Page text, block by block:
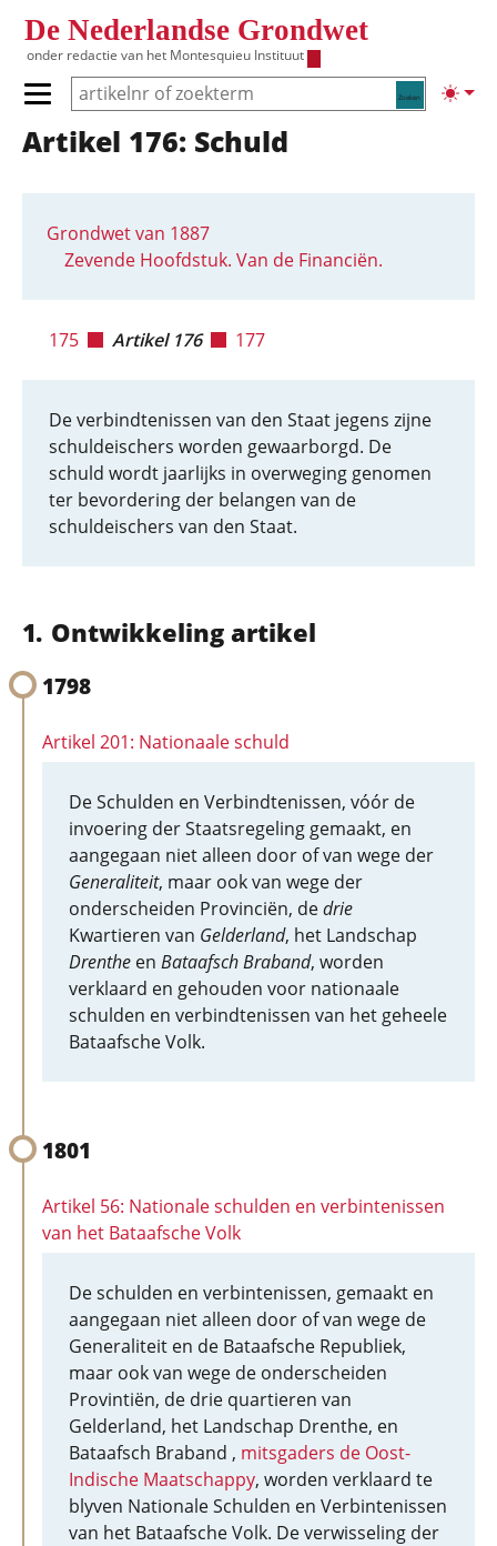
De Nederlandse Grondwet
onder redactie van het Montesquieu Instituut
Zoeken
Primair menu tonen/verbergen
Hoofdnavigatie
Artikel 176: Schuld
Grondwet van 1887
Zevende Hoofdstuk. Van de Financiën.
175 Artikel 176 177
De verbindtenissen van den Staat jegens zijne
schuldeischers worden gewaarborgd. De
schuld wordt jaarlijks in overweging genomen
ter bevordering der belangen van de
schuldeischers van den Staat.
Ontwikkeling artikel
1798
Artikel 201: Nationaale schuld
De Schulden en Verbindtenissen, vóór de
invoering der Staatsregeling gemaakt, en
aangegaan niet alleen door of van wege der
Generaliteit, maar ook van wege der
onderscheiden Provinciën, dedrie
Kwartieren van Gelderland, het Landschap
Drenthe en Bataafsch Braband, worden
verklaard en gehouden voor nationaale
schulden en verbindtenissen van het geheele
Bataafsche Volk.
1801
Artikel 56: Nationale schulden en verbintenissen
van het Bataafsche Volk
De schulden en verbintenissen, gemaakt en
aangegaan niet alleen door of van wege de
Generaliteit en de Bataafsche Republiek,
maar ook van wege de onderscheiden
Provintiën, de drie quartieren van
Gelderland, het Landschap Drenthe, en
Bataafsch Braband , mitsgaders de Oost-
Indische Maatschappy, worden verklaard te
blyven Nationale Schulden en Verbintenissen
van het Bataafsche Volk. De verwisseling der